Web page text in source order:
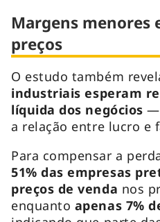
Margens menores
preços
O estudo também
industriais esperam
líquida dos negócios —
a relação entre lucro e
Para compensar a
51% das empresas
preços de venda nos
enquanto apenas 7%